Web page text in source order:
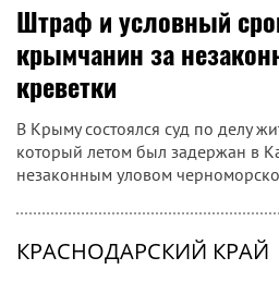
Штраф и условный
крымчанин за
креветки
В Крыму состоялся суд по делу
который летом был задержан в
незаконным уловом
КРАСНОДАРСКИЙ КРАЙ